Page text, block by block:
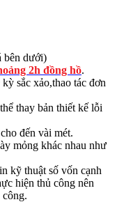
bên dưới)
2h đồng hồ.
sắc xảo,thao tác đơn
thay bản thiết kế lỗi
đến vài mét.
mỏng khác nhau như
kỹ thuật số vốn cạnh
hiện thủ công nên
công.